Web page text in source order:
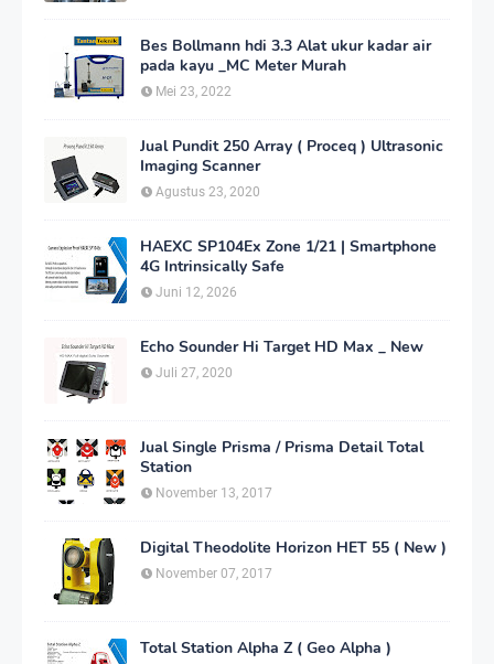
Bes Bollmann hdi 3.3 Alat ukur kadar air
pada kayu _MC Meter Murah
Mei 23, 2022
Jual Pundit 250 Array ( Proceq ) Ultrasonic
Imaging Scanner
Agustus 23, 2020
HAEXC SP104Ex Zone 1/21 | Smartphone
4G Intrinsically Safe
Juni 12, 2026
Echo Sounder Hi Target HD Max _ New
Juli 27, 2020
Jual Single Prisma / Prisma Detail Total
Station
November 13, 2017
Digital Theodolite Horizon HET 55 ( New )
November 07, 2017
Total Station Alpha Z ( Geo Alpha )